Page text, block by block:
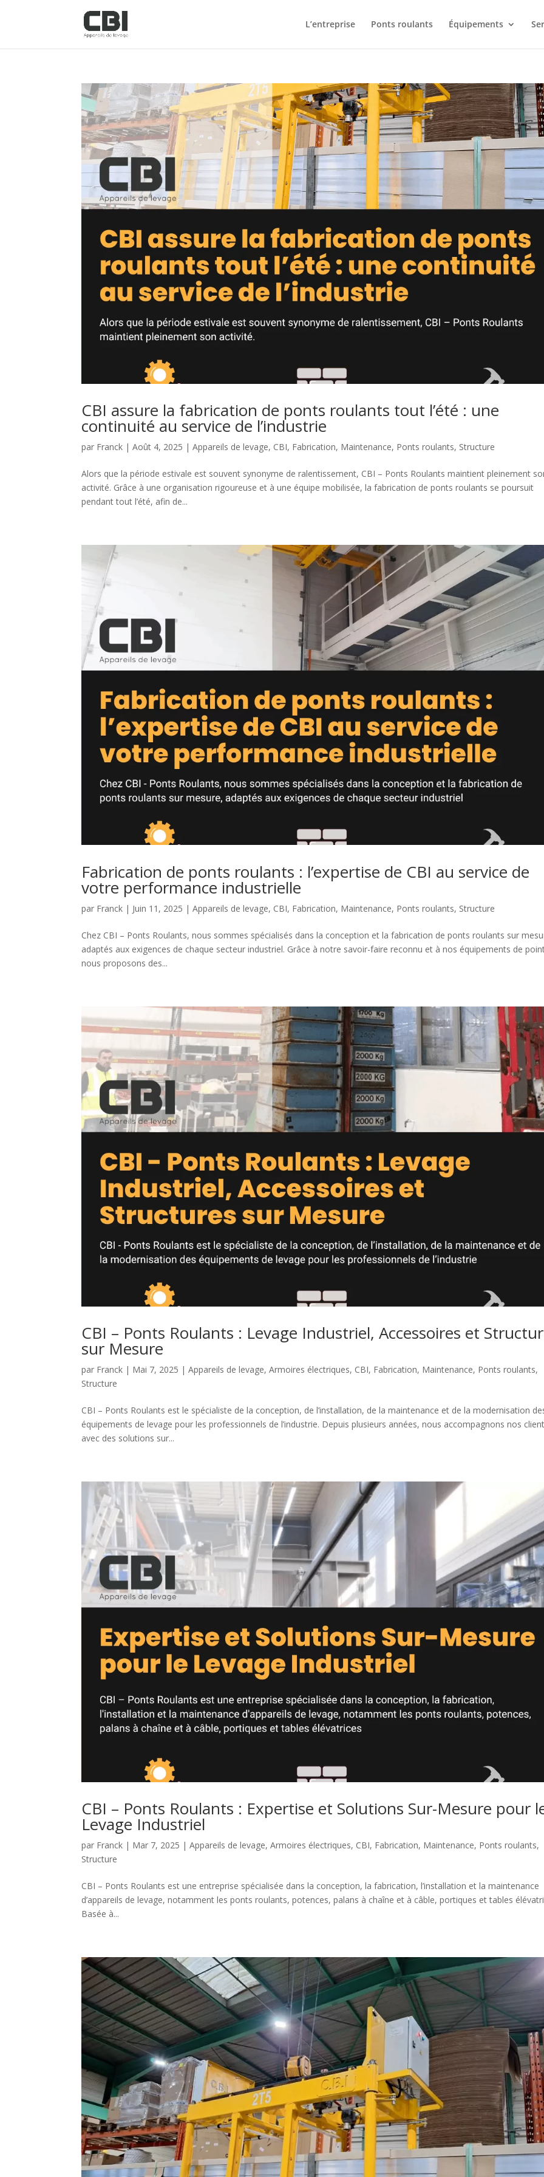
L’entreprise Ponts roulants Équipements
CBI assure la fabrication de ponts roulants tout l’été : une
continuité au service de l’industrie
par Franck |Août 4, 2025 |Appareils de levage, CBI, Fabrication, Maintenance, Ponts roulants, Structure
Alors que la période estivale est souvent synonyme de ralentissement, CBI – Ponts Roulants maintient pleinement
activité. Grâce à une organisation rigoureuse et à une équipe mobilisée, la fabrication de ponts roulants se poursuit
pendant tout l’été, afin de...
Fabrication de ponts roulants : l’expertise de CBI au service de
votre performance industrielle
par Franck | Juin 11, 2025 |Appareils de levage, CBI, Fabrication, Maintenance, Ponts roulants, Structure
Chez CBI – Ponts Roulants, nous sommes spécialisés dans la conception et la fabrication de ponts roulants sur
adaptés aux exigences de chaque secteur industriel. Grâce à notre savoir-faire reconnu et à nos équipements de
nous proposons des...
CBI – Ponts Roulants : Levage Industriel, Accessoires et
sur Mesure
par Franck | Mai 7, 2025 |Appareils de levage,Armoires électriques, CBI, Fabrication, Maintenance, Ponts roulants,
Structure
CBI – Ponts Roulants est le spécialiste de la conception, de l’installation, de la maintenance et de la modernisation
équipements de levage pour les professionnels de l’industrie. Depuis plusieurs années, nous accompagnons nos
avec des solutions sur...
CBI – Ponts Roulants : Expertise et Solutions Sur-Mesure pour
Levage Industriel
par Franck | Mar 7, 2025 |Appareils de levage,Armoires électriques, CBI, Fabrication, Maintenance, Ponts roulants,
Structure
CBI – Ponts Roulants est une entreprise spécialisée dans la conception, la fabrication, l’installation et la maintenance
d’appareils de levage, notamment les ponts roulants, potences, palans à chaîne et à câble, portiques et tables
Basée à...